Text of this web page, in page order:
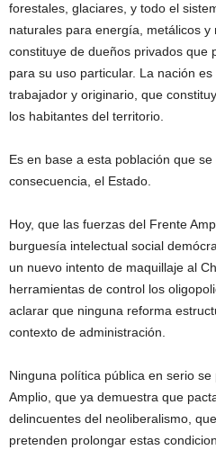
forestales, glaciares, y todo el
naturales para energía, metálicos
constituye de dueños privados que
para su uso particular. La nación
trabajador y originario, que
los habitantes del territorio.
Es en base a esta población que
consecuencia, el Estado.
Hoy, que las fuerzas del Frente
burguesía intelectual social
un nuevo intento de maquillaje al
herramientas de control los
aclarar que ninguna reforma
contexto de administración.
Ninguna política pública en serio
Amplio, que ya demuestra que
delincuentes del neoliberalismo,
pretenden prolongar estas